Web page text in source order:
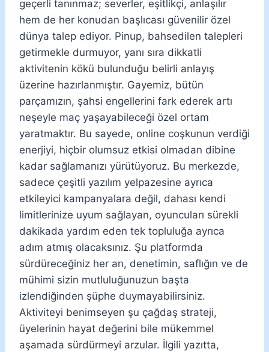
geçerli tanınmaz; severler, eşitlikçi, anlaşılır
hem de her konudan başlıcası güvenilir özel
dünya talep ediyor. Pinup, bahsedilen talepleri
getirmekle durmuyor, yanı sıra dikkatli
aktivitenin kökü bulunduğu belirli anlayış
üzerine hazırlanmıştır. Gayemiz, bütün
parçamızın, şahsi engellerini fark ederek artı
neşeyle maç yaşayabileceği özel ortam
yaratmaktır. Bu sayede, online coşkunun verdiği
enerjiyi, hiçbir olumsuz etkisi olmadan dibine
kadar sağlamanızı yürütüyoruz. Bu merkezde,
sadece çeşitli yazılım yelpazesine ayrıca
etkileyici kampanyalara değil, dahası kendi
limitlerinize uyum sağlayan, oyuncuları sürekli
dakikada yardım eden tek topluluğa ayrıca
adım atmış olacaksınız. Şu platformda
sürdüreceğiniz her an, denetimin, saflığın ve de
mühimi sizin mutluluğunuzun başta
izlendiğinden şüphe duymayabilirsiniz.
Aktiviteyi benimseyen şu çağdaş strateji,
üyelerinin hayat değerini bile mükemmel
aşamada sürdürmeyi arzular. İlgili yazıtta,